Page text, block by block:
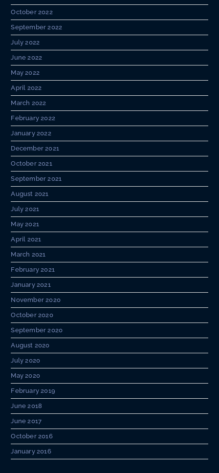
October 2022
September 2022
July 2022
June 2022
May 2022
April 2022
March 2022
February 2022
January 2022
December 2021
October 2021
September 2021
August 2021
July 2021
May 2021
April 2021
March 2021
February 2021
January 2021
November 2020
October 2020
September 2020
August 2020
July 2020
May 2020
February 2019
June 2018
June 2017
October 2016
January 2016